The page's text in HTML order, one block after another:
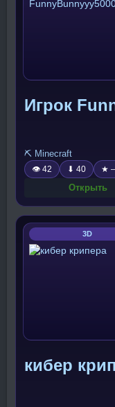
Игрок
⛏️ Minecraft
👁 42 ⬇ 40 ★
Открыть
3D
кибер